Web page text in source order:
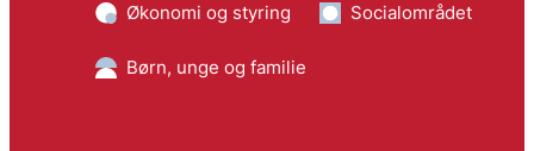
Økonomi og styring Socialområdet
Børn, unge og familie